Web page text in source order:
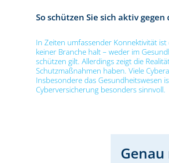
So schützen Sie sich aktiv
In Zeiten umfassender Konnektivität
keiner Branche halt – weder im
schützen gilt. Allerdings zeigt die
Schutzmaßnahmen haben. Viele
Insbesondere das Gesundheitswesen
Cyberversicherung besonders sinnvoll.